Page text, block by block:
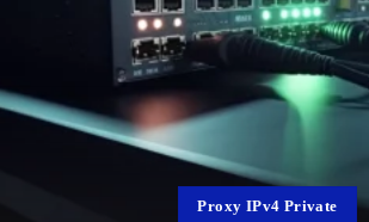
Proxy IPv4 Private